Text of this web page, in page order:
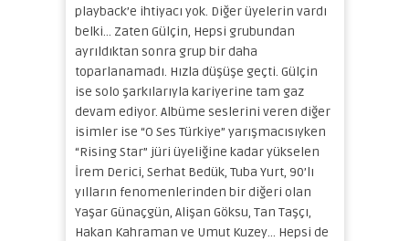
playback’e ihtiyacı yok. Diğer üyelerin vardı
belki… Zaten Gülçin, Hepsi grubundan
ayrıldıktan sonra grup bir daha
toparlanamadı. Hızla düşüşe geçti. Gülçin
ise solo şarkılarıyla kariyerine tam gaz
devam ediyor. Albüme seslerini veren diğer
isimler ise “O Ses Türkiye” yarışmacısıyken
“Rising Star” jüri üyeliğine kadar yükselen
İrem Derici, Serhat Bedük, Tuba Yurt, 90’lı
yılların fenomenlerinden bir diğeri olan
Yaşar Günaçgün, Alişan Göksu, Tan Taşçı,
Hakan Kahraman ve Umut Kuzey… Hepsi de